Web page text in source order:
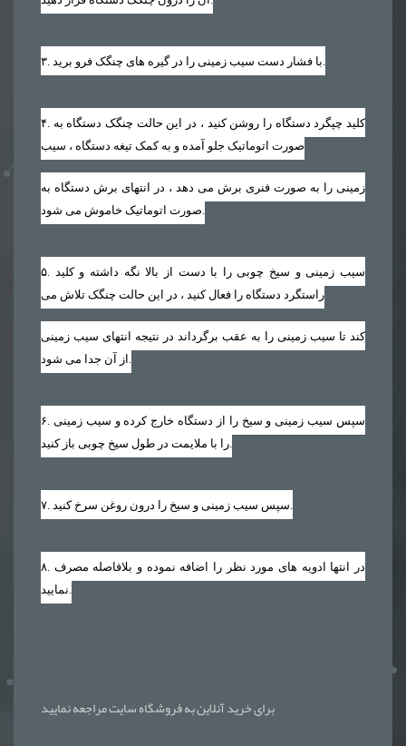
۳
۴
صورت اتوماتیک جلو آمده و به کمک تیغه دستگاه ، سیب
زمینی را به صورت فنری برش می دهد ، در انتهای برش دستگاه به
۵
راستگرد دستگاه را فعال کنید ، در این حالت چنگک تلاش می
کند تا سیب زمینی را به عقب برگرداند در نتیجه انتهای سیب زمینی
۶
۷
۸
برای خرید آنلاین به فروشگاه سایت مراجعه نمایید